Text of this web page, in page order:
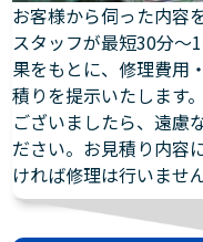
お客様から伺った内容
スタッフが最短30分～
果をもとに、修理費用
積りを提示いたします
ございましたら、遠慮
ださい。お見積り内容
ければ修理は行いません